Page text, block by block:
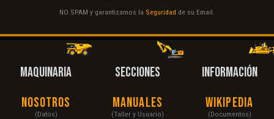
NO SPAM y garantizamos la Seguridad de su Email.
MAQUINARIA
Nosotros
(Datos)
SECCIONES
Manuales
(Taller y Usuario)
INFORMACIÓN
Wikipedia
(Documentos)